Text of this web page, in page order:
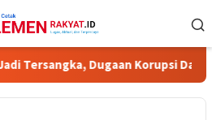
Dugaan Korupsi Dana